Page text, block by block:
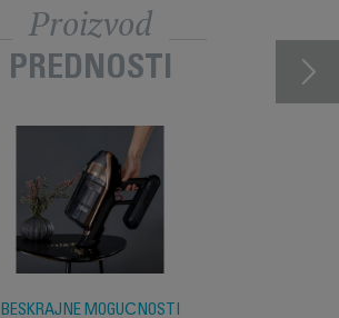
Proizvod
PREDNOSTI
BESKRAJNE MOGUĆNOSTI